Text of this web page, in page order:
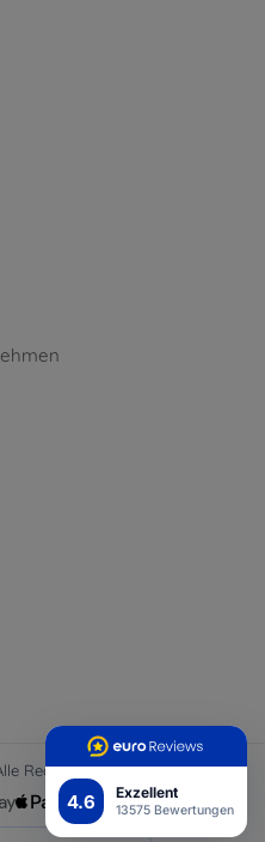
4.6 Exzellent
13575 Bewertungen
Rechte vorbehalten.